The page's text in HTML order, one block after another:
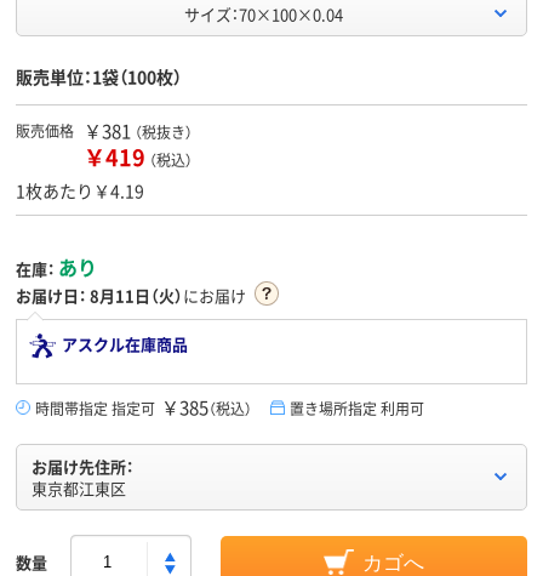
サイズ：70×100×0.04
販売単位：1袋（100枚）
販売価格 ￥381 （税抜き）
￥419 （税込）
1枚あたり￥4.19
在庫： あり
お届け日： 8月11日（火）にお届け
アスクル在庫商品
時間帯指定 指定可 ￥385（税込） 置き場所指定 利用可
お届け先住所：
東京都江東区
数量 カゴへ